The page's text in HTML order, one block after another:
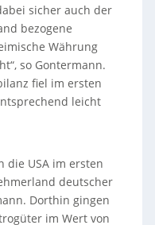
sicher auch der
bezogene
Währung
so Gontermann.
fiel im ersten
leicht
die USA im ersten
deutscher
Dorthin gingen
im Wert von